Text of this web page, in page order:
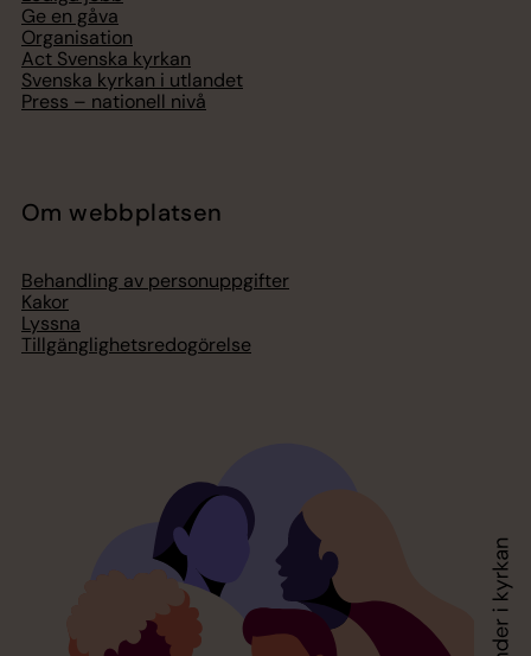
Ge en gåva
Organisation
Act Svenska kyrkan
Svenska kyrkan i utlandet
Press – nationell nivå
Om webbplatsen
Behandling av personuppgifter
Kakor
Lyssna
Tillgänglighetsredogörelse